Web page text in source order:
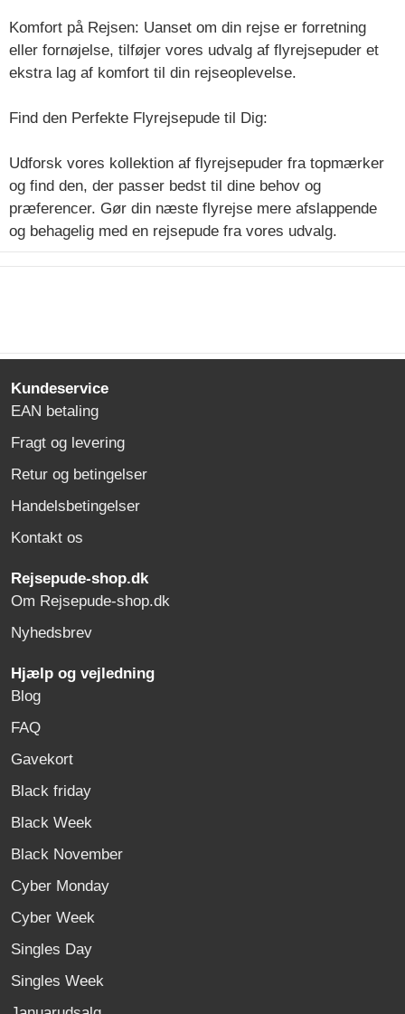
Komfort på Rejsen: Uanset om din rejse er forretning
eller fornøjelse, tilføjer vores udvalg af flyrejsepuder et
ekstra lag af komfort til din rejseoplevelse.
Find den Perfekte Flyrejsepude til Dig:
Udforsk vores kollektion af flyrejsepuder fra topmærker
og find den, der passer bedst til dine behov og
præferencer. Gør din næste flyrejse mere afslappende
og behagelig med en rejsepude fra vores udvalg.
Kundeservice
EAN betaling
Fragt og levering
Retur og betingelser
Handelsbetingelser
Kontakt os
Rejsepude-shop.dk
Om Rejsepude-shop.dk
Nyhedsbrev
Hjælp og vejledning
Blog
FAQ
Gavekort
Black friday
Black Week
Black November
Cyber Monday
Cyber Week
Singles Day
Singles Week